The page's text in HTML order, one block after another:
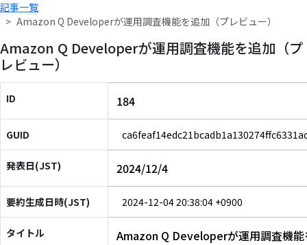
記事一覧
Amazon Q Developerが運用調査機能を追加（プレビュー）
Amazon Q Developerが運用調査機能を追加（プ
レビュー）
ID 184
GUID
発表日(JST) 2024/12/4
要約生成日時(JST) 2024-12-04 20:38:04 +0900
タイトル Amazon Q Developerが運用調査機